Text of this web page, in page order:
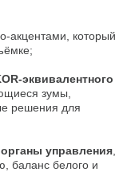
акцентами, который
эквивалентного
зумы,
решения для
управления
баланс белого и